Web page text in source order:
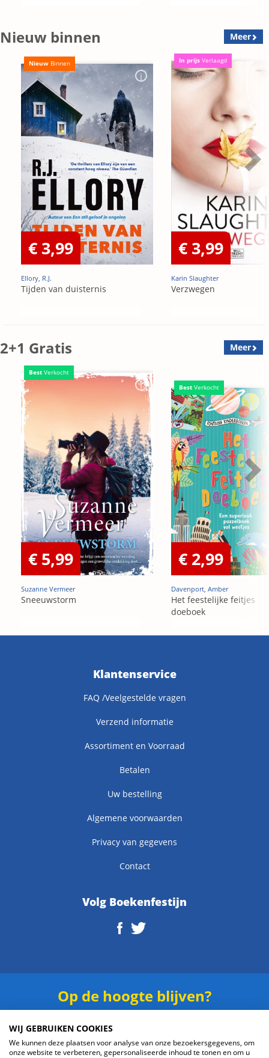
Nieuw binnen Meer
Nieuw Binnen
€ 3,99
Ellory, R.J.
Tijden van duisternis
In prijs Verlaagd
€ 3,99
Karin Slaughter
Verzwegen
2+1 Gratis Meer
Best Verkocht
€ 5,99
Suzanne Vermeer
Sneeuwstorm
Best Verkocht
€ 2,99
Davenport, Amber
Het feestelijke feitjes
doeboek
Klantenservice
FAQ /Veelgestelde vragen
Verzend informatie
Assortiment en Voorraad
Betalen
Uw bestelling
Algemene voorwaarden
Privacy van gegevens
Contact
Volg Boekenfestijn
Op de hoogte blijven?
WIJ GEBRUIKEN COOKIES
We kunnen deze plaatsen voor analyse van onze bezoekersgegevens, om
onze website te verbeteren, gepersonaliseerde inhoud te tonen en om u